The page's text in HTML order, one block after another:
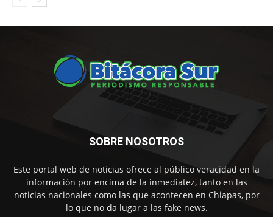
SOBRE NOSOTROS
Este portal web de noticias ofrece al público veracidad en la
información por encima de la inmediatez, tanto en las
noticias nacionales como las que acontecen en Chiapas, por
lo que no da lugar a las fake news.